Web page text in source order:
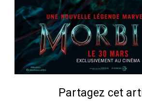
Partagez cet